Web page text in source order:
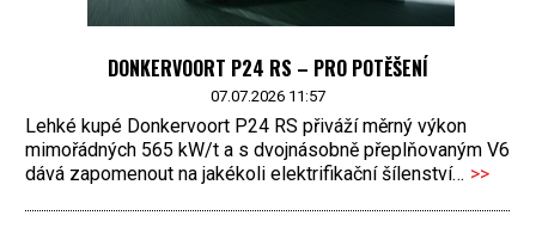
DONKERVOORT P24 RS – PRO POTĚŠENÍ
07.07.2026 11:57
Lehké kupé Donkervoort P24 RS přiváží měrný výkon
mimořádných 565 kW/t a s dvojnásobně přeplňovaným V6
dává zapomenout na jakékoli elektrifikační šílenství… >>